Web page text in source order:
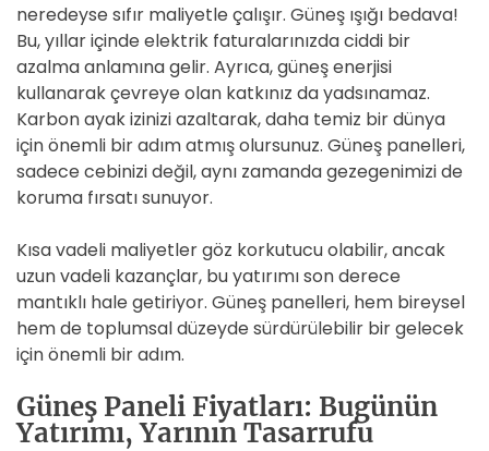
neredeyse sıfır maliyetle çalışır. Güneş ışığı bedava!
Bu, yıllar içinde elektrik faturalarınızda ciddi bir
azalma anlamına gelir. Ayrıca, güneş enerjisi
kullanarak çevreye olan katkınız da yadsınamaz.
Karbon ayak izinizi azaltarak, daha temiz bir dünya
için önemli bir adım atmış olursunuz. Güneş panelleri,
sadece cebinizi değil, aynı zamanda gezegenimizi de
koruma fırsatı sunuyor.
Kısa vadeli maliyetler göz korkutucu olabilir, ancak
uzun vadeli kazançlar, bu yatırımı son derece
mantıklı hale getiriyor. Güneş panelleri, hem bireysel
hem de toplumsal düzeyde sürdürülebilir bir gelecek
için önemli bir adım.
Güneş Paneli Fiyatları: Bugünün
Yatırımı, Yarının Tasarrufu